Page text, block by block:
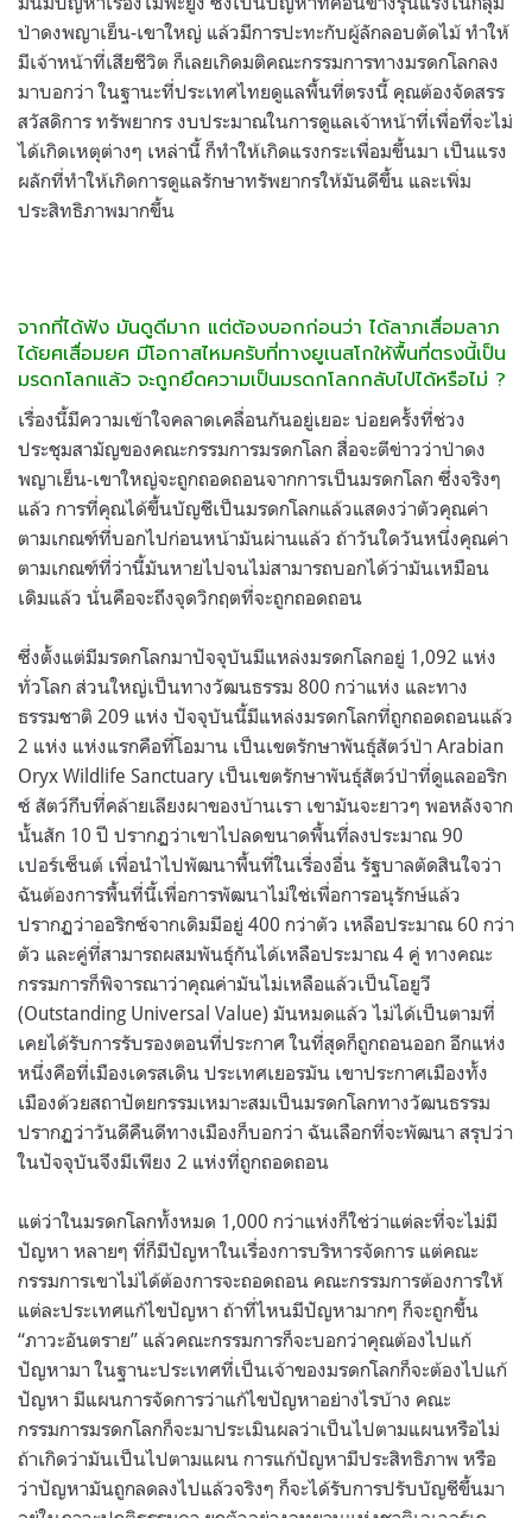
ป่าดงพญาเย็น-เขาใหญ่ แล้วมีการปะทะกับผู้ลักลอบตัดไม้ ทำให้
มีเจ้าหน้าที่เสียชีวิต ก็เลยเกิดมติคณะกรรมการทางมรดกโลกลง
มาบอกว่า ในฐานะที่ประเทศไทยดูแลพื้นที่ตรงนี้ คุณต้องจัดสรร
สวัสดิการ ทรัพยากร งบประมาณในการดูแลเจ้าหน้าที่เพื่อที่จะไม่
ได้เกิดเหตุต่างๆ เหล่านี้ ก็ทำให้เกิดแรงกระเพื่อมขึ้นมา เป็นแรง
ผลักที่ทำให้เกิดการดูแลรักษาทรัพยากรให้มันดีขึ้น และเพิ่ม
ประสิทธิภาพมากขึ้น
จากที่ได้ฟัง มันดูดีมาก แต่ต้องบอกก่อนว่า ได้ลาภเสื่อมลาภ
ได้ยศเสื่อมยศ มีโอกาสไหมครับที่ทางยูเนสโกให้พื้นที่ตรงนี้เป็น
มรดกโลกแล้ว จะถูกยึดความเป็นมรดกโลกกลับไปได้หรือไม่ ?
เรื่องนี้มีความเข้าใจคลาดเคลื่อนกันอยู่เยอะ บ่อยครั้งที่ช่วง
ประชุมสามัญของคณะกรรมการมรดกโลก สื่อจะตีข่าวว่าป่าดง
พญาเย็น-เขาใหญ่จะถูกถอดถอนจากการเป็นมรดกโลก ซึ่งจริงๆ
แล้ว การที่คุณได้ขึ้นบัญชีเป็นมรดกโลกแล้วแสดงว่าตัวคุณค่า
ตามเกณฑ์ที่บอกไปก่อนหน้ามันผ่านแล้ว ถ้าวันใดวันหนึ่งคุณค่า
ตามเกณฑ์ที่ว่านี้มันหายไปจนไม่สามารถบอกได้ว่ามันเหมือน
เดิมแล้ว นั่นคือจะถึงจุดวิกฤตที่จะถูกถอดถอน
ซึ่งตั้งแต่มีมรดกโลกมาปัจจุบันมีแหล่งมรดกโลกอยู่ 1,092 แห่ง
ทั่วโลก ส่วนใหญ่เป็นทางวัฒนธรรม 800 กว่าแห่ง และทาง
ธรรมชาติ 209 แห่ง ปัจจุบันนี้มีแหล่งมรดกโลกที่ถูกถอดถอนแล้ว
2 แห่ง แห่งแรกคือที่โอมาน เป็นเขตรักษาพันธุ์สัตว์ป่า Arabian
Oryx Wildlife Sanctuary เป็นเขตรักษาพันธุ์สัตว์ป่าที่ดูแลออริก
ซ์ สัตว์กีบที่คล้ายเลียงผาของบ้านเรา เขามันจะยาวๆ พอหลังจาก
นั้นสัก 10 ปี ปรากฏว่าเขาไปลดขนาดพื้นที่ลงประมาณ 90
เปอร์เซ็นต์ เพื่อนำไปพัฒนาพื้นที่ในเรื่องอื่น รัฐบาลตัดสินใจว่า
ฉันต้องการพื้นที่นี้เพื่อการพัฒนาไม่ใช่เพื่อการอนุรักษ์แล้ว
ปรากฏว่าออริกซ์จากเดิมมีอยู่ 400 กว่าตัว เหลือประมาณ 60 กว่า
ตัว และคู่ที่สามารถผสมพันธุ์กันได้เหลือประมาณ 4 คู่ ทางคณะ
กรรมการก็พิจารณาว่าคุณค่ามันไม่เหลือแล้วเป็นโอยูวี
(Outstanding Universal Value) มันหมดแล้ว ไม่ได้เป็นตามที่
เคยได้รับการรับรองตอนที่ประกาศ ในที่สุดก็ถูกถอนออก อีกแห่ง
หนึ่งคือที่เมืองเดรสเดิน ประเทศเยอรมัน เขาประกาศเมืองทั้ง
เมืองด้วยสถาปัตยกรรมเหมาะสมเป็นมรดกโลกทางวัฒนธรรม
ปรากฏว่าวันดีคืนดีทางเมืองก็บอกว่า ฉันเลือกที่จะพัฒนา สรุปว่า
ในปัจจุบันจึงมีเพียง 2 แห่งที่ถูกถอดถอน
แต่ว่าในมรดกโลกทั้งหมด 1,000 กว่าแห่งก็ใช่ว่าแต่ละที่จะไม่มี
ปัญหา หลายๆ ที่ก็มีปัญหาในเรื่องการบริหารจัดการ แต่คณะ
กรรมการเขาไม่ได้ต้องการจะถอดถอน คณะกรรมการต้องการให้
แต่ละประเทศแก้ไขปัญหา ถ้าที่ไหนมีปัญหามากๆ ก็จะถูกขึ้น
“ภาวะอันตราย” แล้วคณะกรรมการก็จะบอกว่าคุณต้องไปแก้
ปัญหามา ในฐานะประเทศที่เป็นเจ้าของมรดกโลกก็จะต้องไปแก้
ปัญหา มีแผนการจัดการว่าแก้ไขปัญหาอย่างไรบ้าง คณะ
กรรมการมรดกโลกก็จะมาประเมินผลว่าเป็นไปตามแผนหรือไม่
ถ้าเกิดว่ามันเป็นไปตามแผน การแก้ปัญหามีประสิทธิภาพ หรือ
ว่าปัญหามันถูกลดลงไปแล้วจริงๆ ก็จะได้รับการปรับบัญชีขึ้นมา